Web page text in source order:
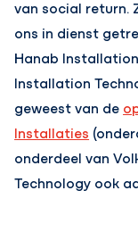
van social return.
ons in dienst
Hanab
Installation
geweest van de
Installaties
onderdeel van
Technology ook